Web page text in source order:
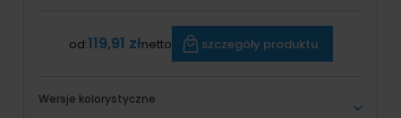
od:119,91 złnetto szczegóły produktu
Wersje kolorystyczne